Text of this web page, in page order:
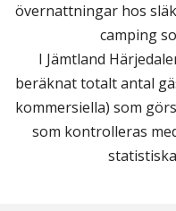
övernattningar hos
camping
I Jämtland
beräknat totalt antal
kommersiella) som
som kontrolleras